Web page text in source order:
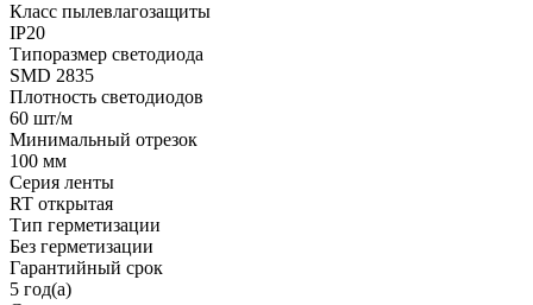
Класс пылевлагозащиты
IP20
Типоразмер светодиода
SMD 2835
Плотность светодиодов
60 шт/м
Минимальный отрезок
100 мм
Серия ленты
RT открытая
Тип герметизации
Без герметизации
Гарантийный срок
5 год(а)